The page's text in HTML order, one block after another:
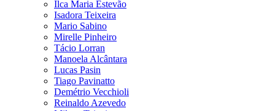
Ilca Maria Estevão
Isadora Teixeira
Mario Sabino
Mirelle Pinheiro
Tácio Lorran
Manoela Alcântara
Lucas Pasin
Tiago Pavinatto
Demétrio Vecchioli
Reinaldo Azevedo